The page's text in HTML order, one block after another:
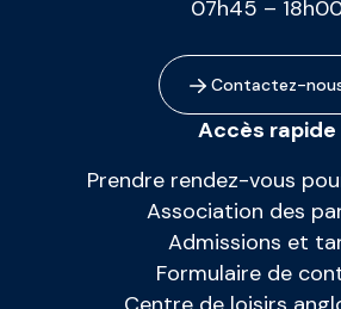
07h45 –
Contactez-
Accès rapide
Prendre rendez-vous
Association des
Admissions et
Formulaire de